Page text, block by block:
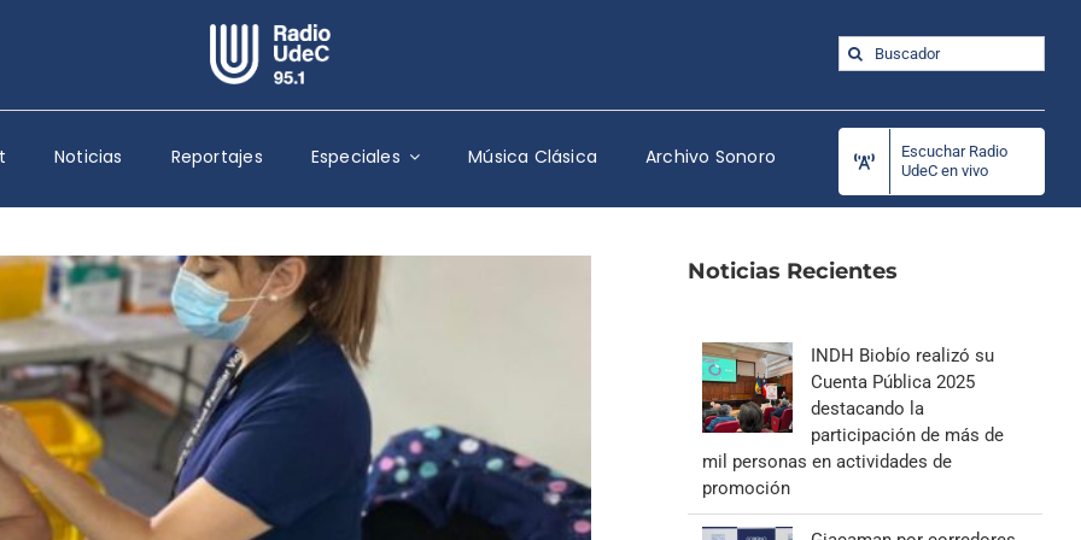
Escuchar Radio UdeC en vivo
Quiénes Somos
Programación
Podcast
Noticias
Reportajes
Columnas
Música Clásica
Especiales
Buscar:
Noticias Reportajes Especiales Música Clásica Archivo Sonoro
Escuchar Radio
UdeC en vivo
Noticias Recientes
INDH Biobío realizó su
Cuenta Pública 2025
destacando la
participación de más de
mil personas en actividades de
promoción